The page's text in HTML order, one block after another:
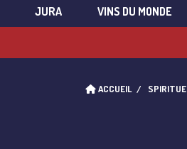
JURA VINS DU MONDE
ACCUEIL